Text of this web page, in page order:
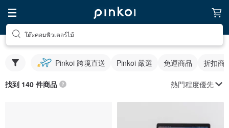
โต๊ะคอมพิวเตอร์ไม้
Pinkoi 跨境直送 Pinkoi 嚴選 免運商品 折扣商
找到 140 件商品 熱門程度優先